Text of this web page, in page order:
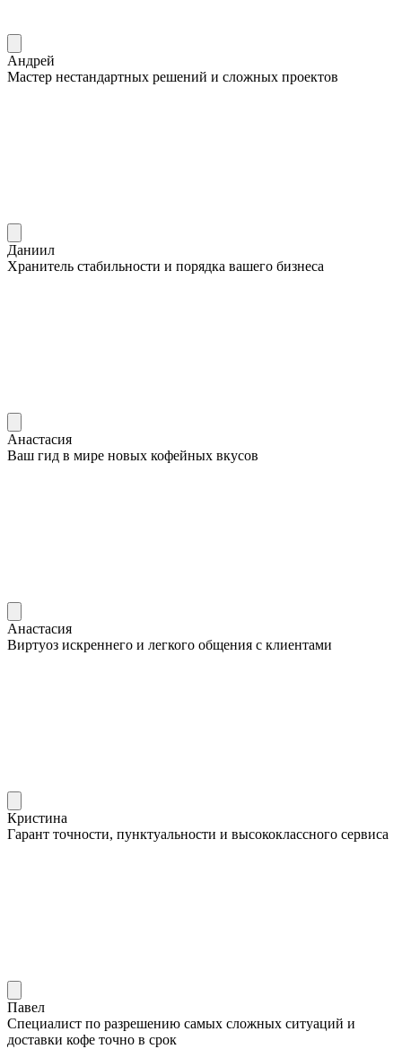
Андрей
Мастер нестандартных решений и сложных проектов
Даниил
Хранитель стабильности и порядка вашего бизнеса
Анастасия
Ваш гид в мире новых кофейных вкусов
Анастасия
Виртуоз искреннего и легкого общения с клиентами
Кристина
Гарант точности, пунктуальности и высококлассного сервиса
Павел
Специалист по разрешению самых сложных ситуаций и
доставки кофе точно в срок